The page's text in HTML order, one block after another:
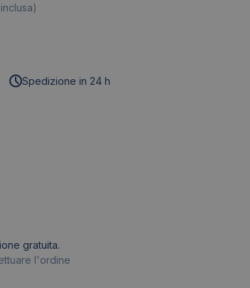
Spedizione in 24 h
gratuita.
l'ordine